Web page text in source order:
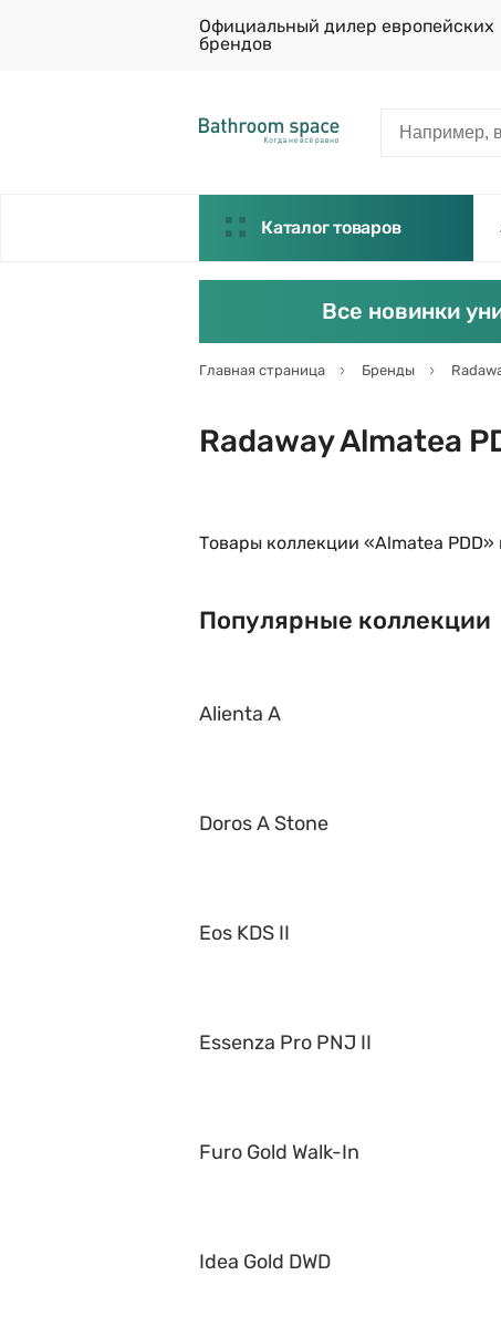
Официальный дилер европейских
брендов
Каталог товаров
Все новинки
Главная страница Бренды
Radaway Almatea
Товары коллекции «Almatea
Популярные коллекции
Alienta A
Doros A Stone
Eos KDS II
Essenza Pro PNJ II
Furo Gold Walk-In
Idea Gold DWD